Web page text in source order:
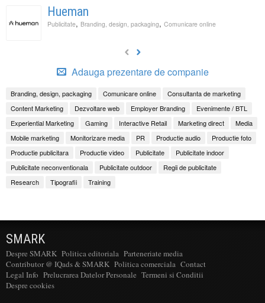
Hueman
Publicitate, Branding, design, packaging, Comunicare online
Adauga prezentare de companie
Branding, design, packaging Comunicare online
Consultanta de marketing
Content Marketing
Dezvoltare web Employer Branding
Evenimente / BTL
Experiential Marketing
Gaming Interactive Retail Marketing direct
Media
Mobile marketing
Monitorizare media PR Productie audio
Productie foto
Productie publicitara
Productie video Publicitate
Publicitate indoor
Publicitate neconventionala
Publicitate outdoor
Regii de publicitate
Research
Tipografii Training
SMARK
Despre SMARK Politica editoriala Parteneriate media
Contributor @ IQads & SMARK Politica comerciala Contact
Legal Info Prelucrarea Datelor Personale Termeni si Conditii
Despre cookies